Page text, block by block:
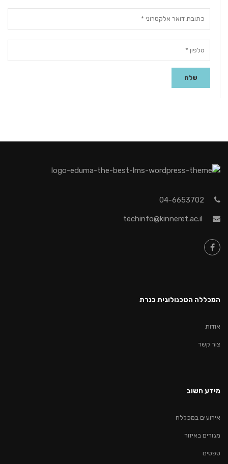
04-6653702
techinfo@kinneret.ac.il
המכללה הטכנולוגית כנרת
אודות
צור קשר
מידע חשוב
אירועים במכללה
מגורים באיזור
טפסים